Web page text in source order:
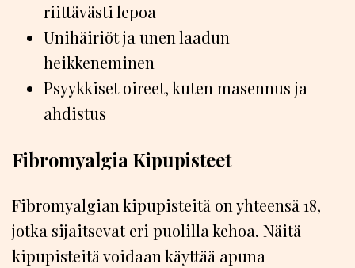
riittävästi lepoa
Unihäiriöt ja unen laadun
heikkeneminen
Psyykkiset oireet, kuten masennus ja
ahdistus
Fibromyalgia Kipupisteet
Fibromyalgian kipupisteitä on yhteensä 18,
jotka sijaitsevat eri puolilla kehoa. Näitä
kipupisteitä voidaan käyttää apuna